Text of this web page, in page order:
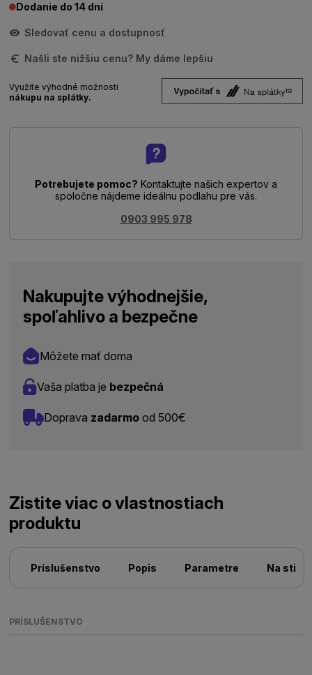
Dodanie do 14 dní
Sledovať cenu a dostupnosť
Našli ste nižšiu cenu? My dáme lepšiu
Využite výhodné možnosti
nákupu na splátky.
Potrebujete pomoc? Kontaktujte našich expertov a
spoločne nájdeme ideálnu podlahu pre vás.
0903 995 978
Nakupujte výhodnejšie,
spoľahlivo a bezpečne
Môžete mať doma
Vaša platba je bezpečná
Doprava zadarmo od 500€
Zistite viac o vlastnostiach
produktu
Príslušenstvo Popis Parametre Na
PRÍSLUŠENSTVO